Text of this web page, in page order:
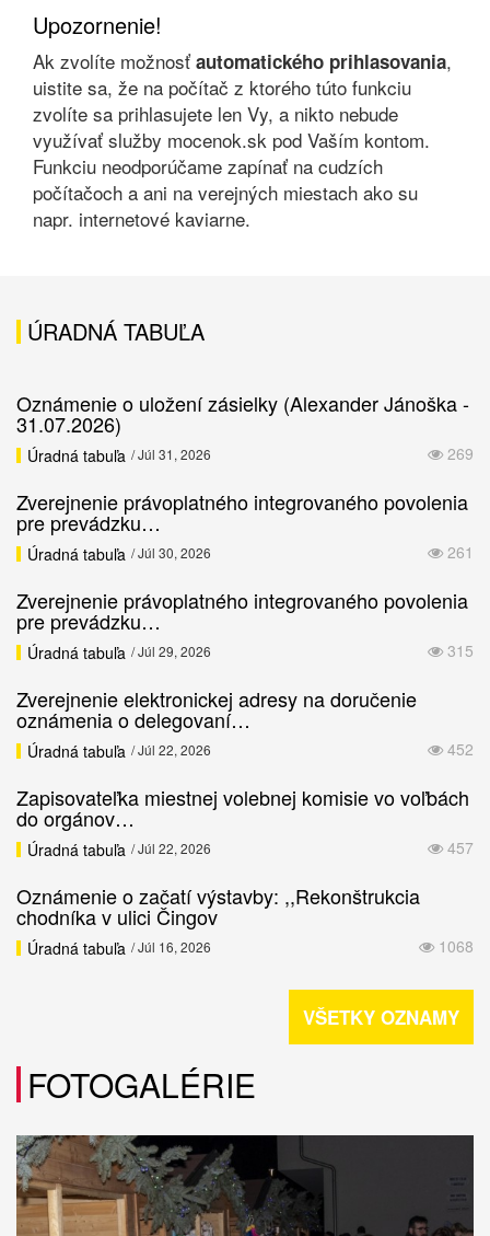
Upozornenie!
Ak zvolíte možnosťautomatického prihlasovania,
uistite sa, že na počítač z ktorého túto funkciu
zvolíte sa prihlasujete len Vy, a nikto nebude
využívať služby mocenok.sk pod Vaším kontom.
Funkciu neodporúčame zapínať na cudzích
počítačoch a ani na verejných miestach ako su
napr. internetové kaviarne.
ÚRADNÁ TABUĽA
Oznámenie o uložení zásielky (Alexander Jánoška -
31.07.2026)
269
Úradná tabuľa / Júl 31, 2026
Zverejnenie právoplatného integrovaného povolenia
pre prevádzku…
261
Úradná tabuľa / Júl 30, 2026
Zverejnenie právoplatného integrovaného povolenia
pre prevádzku…
315
Úradná tabuľa / Júl 29, 2026
Zverejnenie elektronickej adresy na doručenie
oznámenia o delegovaní…
452
Úradná tabuľa / Júl 22, 2026
Zapisovateľka miestnej volebnej komisie vo voľbách
do orgánov…
457
Úradná tabuľa / Júl 22, 2026
Oznámenie o začatí výstavby: ,,Rekonštrukcia
chodníka v ulici Čingov
1068
Úradná tabuľa / Júl 16, 2026
VŠETKY OZNAMY
FOTOGALÉRIE